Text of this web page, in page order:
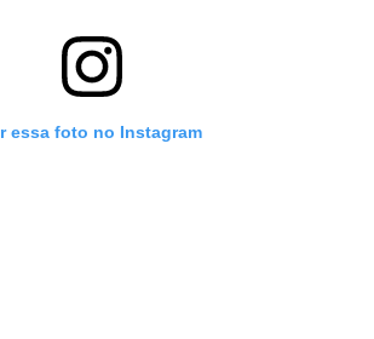
essa foto no Instagram